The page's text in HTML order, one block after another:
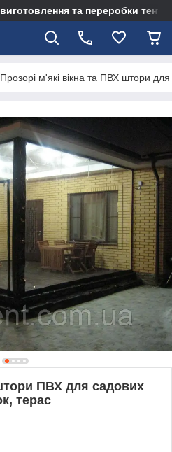
та переробки тентів
Прозорі м'які вікна та ПВХ штори
ПВХ для садових
терас